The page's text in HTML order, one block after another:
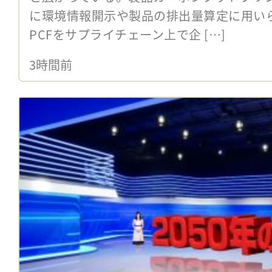
に環境情報開示や製品の排出量算定に用い
PCFをサプライチェーン上で企 […]
3時間前